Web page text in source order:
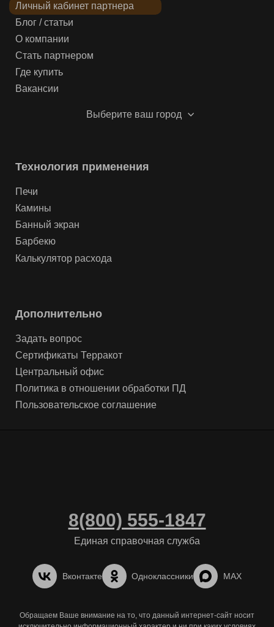
Личный кабинет партнера
Блог / статьи
О компании
Стать партнером
Где купить
Вакансии
Выберите ваш город
Технология применения
Печи
Камины
Банный экран
Барбекю
Калькулятор расхода
Дополнительно
Задать вопрос
Сертификаты Терракот
Центральный офис
Политика в отношении обработки ПД
Пользовательское соглашение
8(800) 555-1847
Единая справочная служба
Вконтакте Одноклассники MAX
Обращаем Ваше внимание на то, что данный интернет-сайт носит